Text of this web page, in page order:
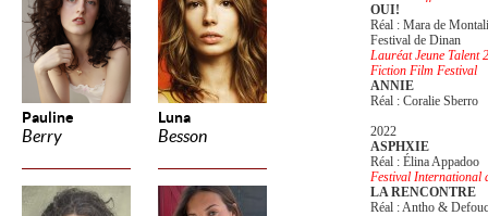
Pauline
Berry
Luna
Besson
OUI!
Réal : Mara de
Festival de Dinan
Lauréat Jeune Talent
Fiction Film Festival
ANNIE
Réal : Coralie Sberro
2022
ASPHXIE
Réal : Élina Appadoo
Festival International
LA RENCONTRE
Réal : Antho &